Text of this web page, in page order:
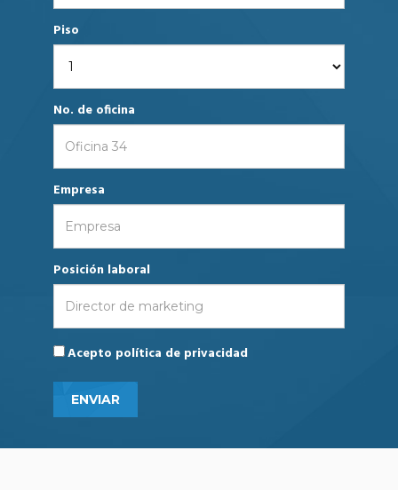
Piso
No. de oficina
Empresa
Posición laboral
Acepto política de privacidad
ENVIAR